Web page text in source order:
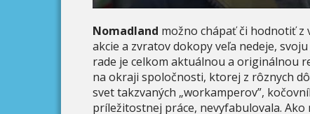
Nomadland možno chápať či hodnotiť z
akcie a zvratov dokopy veľa nedeje,
rade je celkom aktuálnou a originálnou
na okraji spoločnosti, ktorej z rôznych
svet takzvaných „workamperov”,
príležitostnej práce, nevyfabulovala.